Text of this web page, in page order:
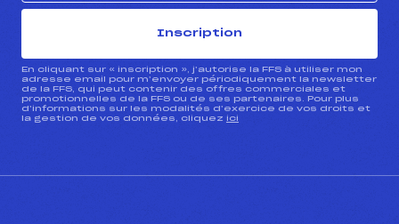
Inscription
En cliquant sur « inscription », j’autorise la FFS à utiliser mon
adresse email pour m’envoyer périodiquement la newsletter
de la FFS, qui peut contenir des offres commerciales et
promotionnelles de la FFS ou de ses partenaires. Pour plus
d’informations sur les modalités d’exercice de vos droits et
la gestion de vos données, cliquez ici